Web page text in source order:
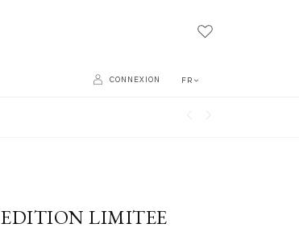
FR
CONNEXION
LIMITEE